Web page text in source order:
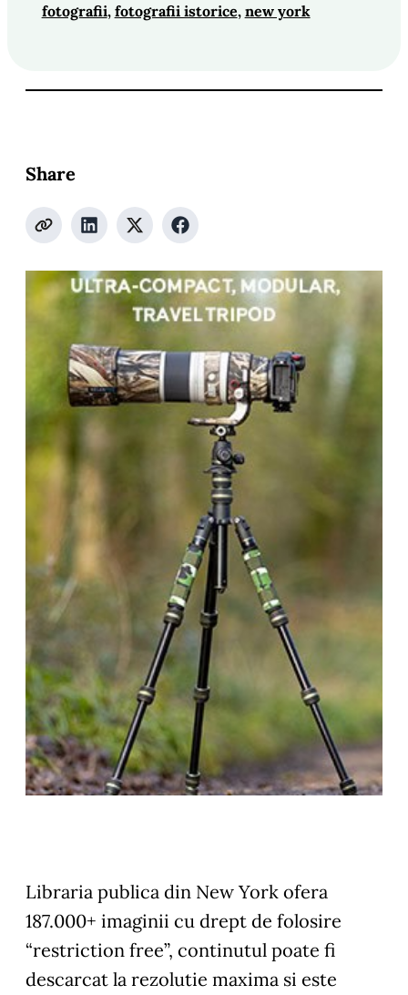
fotografii, fotografii istorice, new york
Share
Libraria publica din New York ofera
187.000+ imaginii cu drept de folosire
“restriction free”, continutul poate fi
descarcat la rezolutie maxima si este